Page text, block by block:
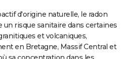
d'origine naturelle, le radon
un risque sanitaire dans certaines
et volcaniques,
en Bretagne, Massif Central et